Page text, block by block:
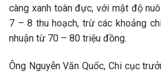
càng xanh toàn đực, với mật độ
7 – 8 thu hoạch, trừ các khoảng
nhuận từ 70 – 80 triệu đồng.
Ông Nguyễn Văn Quốc, Chi cục